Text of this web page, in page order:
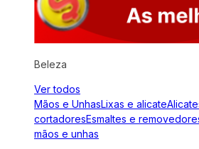
Beleza
Ver todos
Mãos e UnhasLixas e alicate
cortadoresEsmaltes e
mãos e unhas